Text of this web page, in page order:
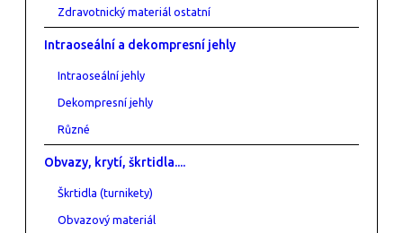
Zdravotnický materiál ostatní
Intraoseální a dekompresní jehly
Intraoseální jehly
Dekompresní jehly
Různé
Obvazy, krytí, škrtidla....
Škrtidla (turnikety)
Obvazový materiál